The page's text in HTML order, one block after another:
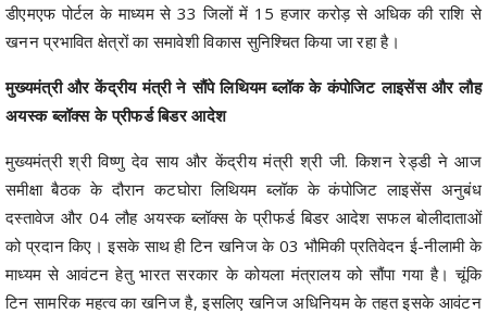
डीएमएफ पोर्टल के माध्यम से 33 जिलों में 15 हजार करोड़ से अधिक की राशि से
खनन प्रभावित क्षेत्रों का समावेशी विकास सुनिश्चित किया जा रहा है।
मुख्यमंत्री और केंद्रीय मंत्री ने सौंपे लिथियम ब्लॉक के कंपोजिट लाइसेंस और लौह
अयस्क ब्लॉक्स के प्रीफर्ड बिडर आदेश
मुख्यमंत्री श्री विष्णु देव साय और केंद्रीय मंत्री श्री जी. किशन रेड्डी ने आज
समीक्षा बैठक के दौरान कटघोरा लिथियम ब्लॉक के कंपोजिट लाइसेंस अनुबंध
दस्तावेज और 04 लौह अयस्क ब्लॉक्स के प्रीफर्ड बिडर आदेश सफल बोलीदाताओं
को प्रदान किए। इसके साथ ही टिन खनिज के 03 भौमिकी प्रतिवेदन ई-नीलामी के
माध्यम से आवंटन हेतु भारत सरकार के कोयला मंत्रालय को सौंपा गया है। चूंकि
टिन सामरिक महत्व का खनिज है, इसलिए खनिज अधिनियम के तहत इसके आवंटन